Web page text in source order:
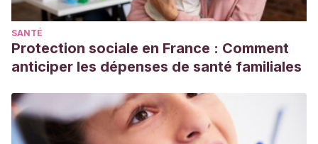
SANTÉ
Protection sociale en France : Comment
anticiper les dépenses de santé familiales